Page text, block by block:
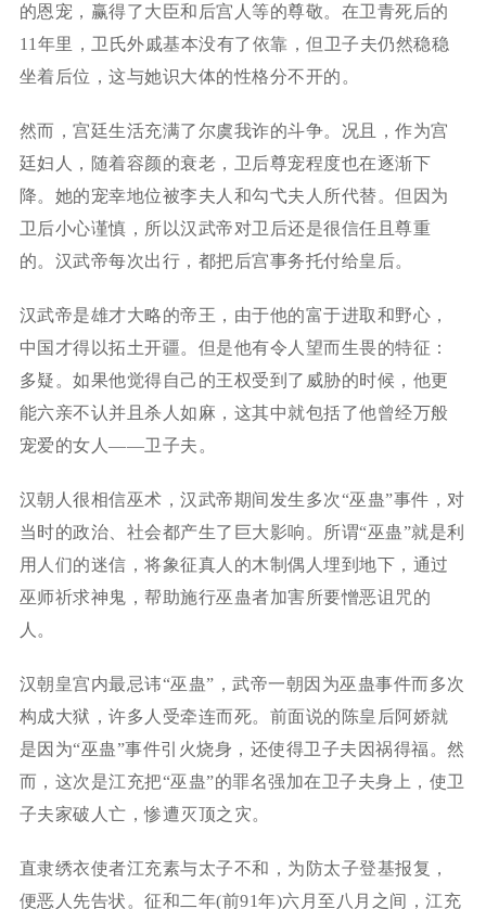
的恩宠，赢得了大臣和后宫人等的尊敬。在卫青死后的
11年里，卫氏外戚基本没有了依靠，但卫子夫仍然稳稳
坐着后位，这与她识大体的性格分不开的。
然而，宫廷生活充满了尔虞我诈的斗争。况且，作为宫
廷妇人，随着容颜的衰老，卫后尊宠程度也在逐渐下
降。她的宠幸地位被李夫人和勾弋夫人所代替。但因为
卫后小心谨慎，所以汉武帝对卫后还是很信任且尊重
的。汉武帝每次出行，都把后宫事务托付给皇后。
汉武帝是雄才大略的帝王，由于他的富于进取和野心，
中国才得以拓土开疆。但是他有令人望而生畏的特征：
多疑。如果他觉得自己的王权受到了威胁的时候，他更
能六亲不认并且杀人如麻，这其中就包括了他曾经万般
宠爱的女人——卫子夫。
汉朝人很相信巫术，汉武帝期间发生多次“巫蛊”事件，对
当时的政治、社会都产生了巨大影响。所谓“巫蛊”就是利
用人们的迷信，将象征真人的木制偶人埋到地下，通过
巫师祈求神鬼，帮助施行巫蛊者加害所要憎恶诅咒的
人。
汉朝皇宫内最忌讳“巫蛊”，武帝一朝因为巫蛊事件而多次
构成大狱，许多人受牵连而死。前面说的陈皇后阿娇就
是因为“巫蛊”事件引火烧身，还使得卫子夫因祸得福。然
而，这次是江充把“巫蛊”的罪名强加在卫子夫身上，使卫
子夫家破人亡，惨遭灭顶之灾。
直隶绣衣使者江充素与太子不和，为防太子登基报复，
便恶人先告状。征和二年(前91年)六月至八月之间，江充